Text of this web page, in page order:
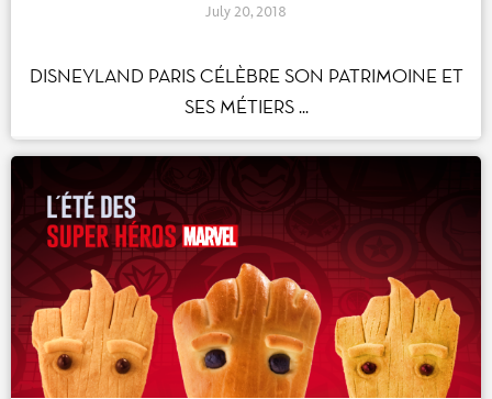
July 20, 2018
DISNEYLAND PARIS CÉLÈBRE SON PATRIMOINE ET
SES MÉTIERS ...